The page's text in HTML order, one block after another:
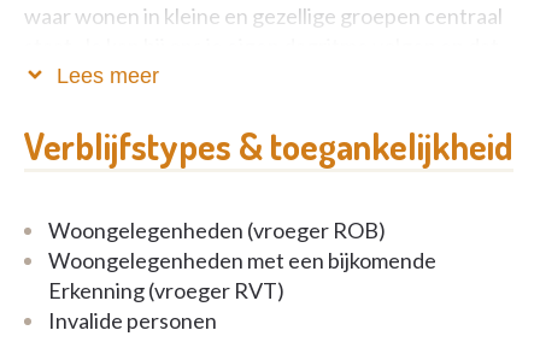
waar wonen in kleine en gezellige groepen centraal
in een familiale en gastvrije omgeving.
De Zilverberg telt 8 kleine leefgroepen
waar
telkens maar 15 bewoners samenwonen. Hierdoor
een groot woonzorgcentrum te verblijven, maar
blijft ook hetdagelijkse, gewone leven zoals
thuisdichtbij, waardoor privacy en levenskwaliteit
sterk verhogen.
Lees meer
Verblijfstypes & toegankelijkheid
Woongelegenheden (vroeger ROB)
Woongelegenheden met een bijkomende
Erkenning (vroeger RVT)
Invalide personen